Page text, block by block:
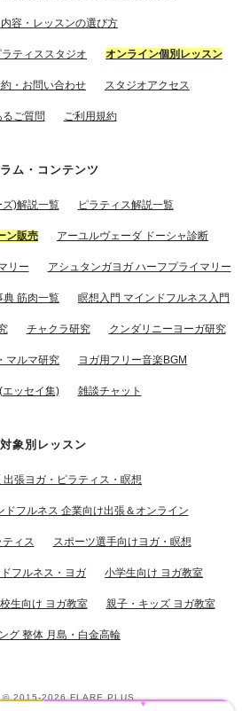
容・レッスンの選び方
ティススタジオ オンライン個別レッスン
・お問い合わせ スタジオアクセス
るご質問 ご利用規約
ム・コンテンツ
)解説一覧 ピラティス解説一覧
ン販売 アーユルヴェーダ ドーシャ診断
リー アシュタンガヨガ ハーフプライマリー
典 筋肉一覧 瞑想入門 マインドフルネス入門
チャクラ研究 クンダリニーヨーガ研究
マルマ研究 ヨガ用フリー音楽BGM
ッセイ集) 雑談チャット
対象別レッスン
出張ヨガ・ピラティス・瞑想
ドフルネス 企業向け出張＆オンライン
ィス スポーツ選手向けヨガ・瞑想
フルネス・ヨガ 小学生向け ヨガ教室
生向け ヨガ教室 親子・キッズ ヨガ教室
グ 整体 月島・白金高輪
© 2015-2026FLARE PLUS